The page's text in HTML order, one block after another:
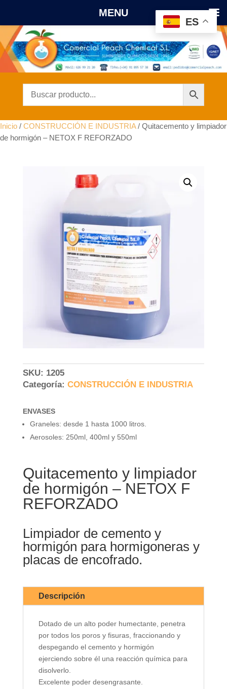
Inicio / CONSTRUCCIÓN E INDUSTRIA/ Quitacemento y limpiador
de hormigón – NETOX F REFORZADO
SKU: 1205
Categoría: CONSTRUCCIÓN E INDUSTRIA
ENVASES
Graneles: desde 1 hasta 1000 litros.
Aerosoles: 250ml, 400ml y 550ml
Quitacemento y limpiador
de hormigón – NETOX F
REFORZADO
Limpiador de cemento y
hormigón para hormigoneras y
placas de encofrado.
Descripción
Dotado de un alto poder humectante, penetra
por todos los poros y fisuras, fraccionando y
despegando el cemento y hormigón
ejerciendo sobre él una reacción química para
disolverlo.
Excelente poder desengrasante.
ES
MENU